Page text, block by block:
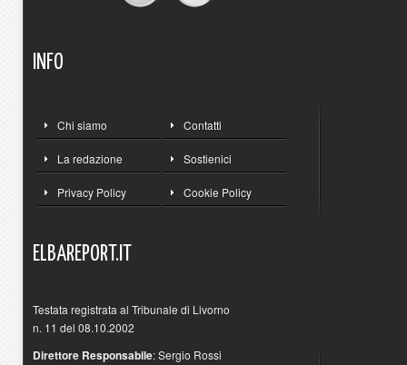
INFO
Chi siamo Contatti
La redazione Sostienici
Privacy Policy Cookie Policy
ELBAREPORT.IT
Testata registrata al Tribunale di Livorno
n. 11 del 08.10.2002
Direttore Responsabile: Sergio Rossi